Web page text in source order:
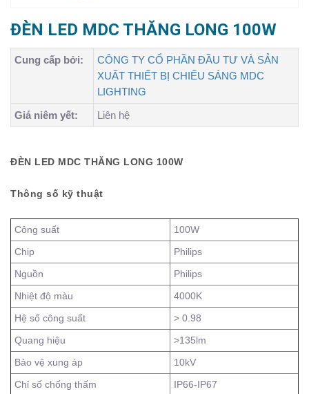
ĐÈN LED MDC THĂNG LONG 100W
Cung cấp bởi:
CÔNG TY CỔ PHẦN ĐẦU TƯ VÀ SẢN
XUẤT THIẾT BỊ CHIẾU SÁNG MDC
LIGHTING
Giá niêm yết:
Liên hệ
ĐÈN LED MDC THĂNG LONG 100W
Thông số kỹ thuật
Công suất
100W
Chip
Philips
Nguồn
Philips
Nhiệt độ màu
4000K
Hệ số công suất
> 0.98
Quang hiệu
>135lm
Bảo vệ xung áp
10kV
Chỉ số chống thấm
IP66-IP67